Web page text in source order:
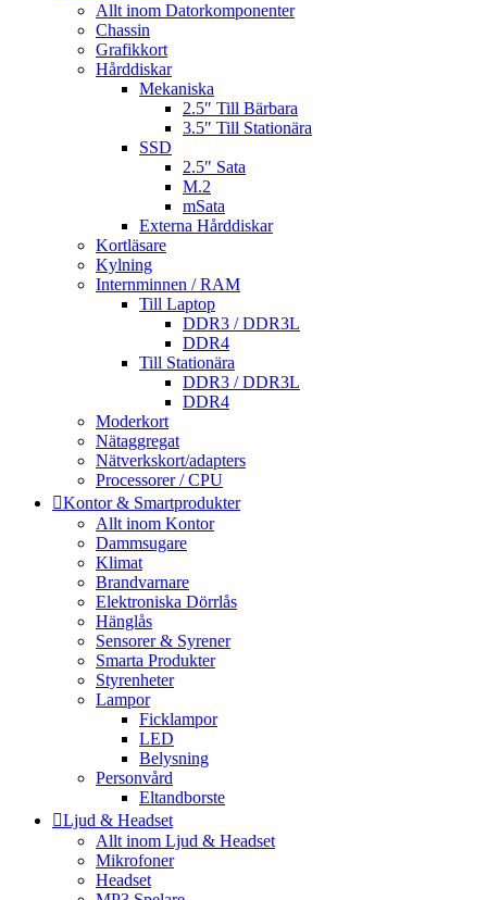
Allt inom Datorkomponenter
Chassin
Grafikkort
Hårddiskar
Mekaniska
2.5″ Till Bärbara
3.5″ Till Stationära
SSD
2.5″ Sata
M.2
mSata
Externa Hårddiskar
Kortläsare
Kylning
Internminnen / RAM
Till Laptop
DDR3 / DDR3L
DDR4
Till Stationära
DDR3 / DDR3L
DDR4
Moderkort
Nätaggregat
Nätverkskort/adapters
Processorer / CPU
Kontor & Smartprodukter
Allt inom Kontor
Dammsugare
Klimat
Brandvarnare
Elektroniska Dörrlås
Hänglås
Sensorer & Syrener
Smarta Produkter
Styrenheter
Lampor
Ficklampor
LED
Belysning
Personvård
Eltandborste
Ljud & Headset
Allt inom Ljud & Headset
Mikrofoner
Headset